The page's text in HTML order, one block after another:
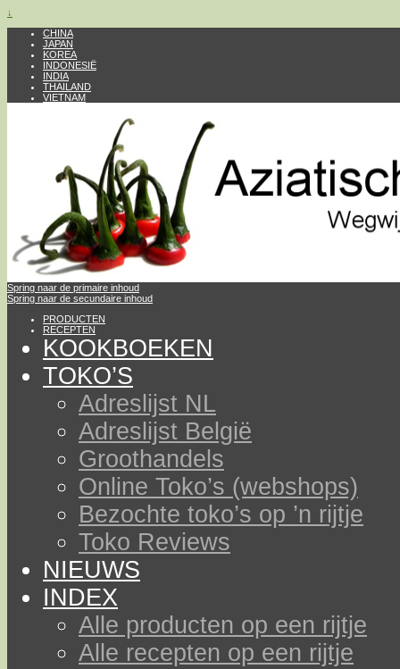
↓
CHINA
JAPAN
KOREA
INDONESIË
INDIA
THAILAND
VIETNAM
Spring naar de primaire inhoud
Spring naar de secundaire inhoud
PRODUCTEN
RECEPTEN
KOOKBOEKEN
TOKO’S
Adreslijst NL
Adreslijst België
Groothandels
Online Toko’s (webshops)
Bezochte toko’s op ’n rijtje
Toko Reviews
NIEUWS
INDEX
Alle producten op een rijtje
Alle recepten op een rijtje